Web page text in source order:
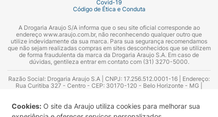
Cookies: O site da Araujo utiliza cookies para melhorar sua
Covid-19
Código de Ética e Conduta
A Drogaria Araujo S/A informa que o seu site oficial corresponde ao
endereço www.araujo.com.br, não reconhecendo qualquer outro que
utilize indevidamente da sua marca. Para sua segurança recomendamos
que não sejam realizadas compras em sites desconhecidos que se utilizem
de forma fraudulenta da marca da Drogaria Araujo S.A. Em caso de
dúvidas, gentileza entrar em contato com (31) 3270-5000.
Razão Social: Drogaria Araujo S.A | CNPJ: 17.256.512.0001-16 | Endereço:
Rua Curitiba 327 - Centro - CEP: 30170-120 - Belo Horizonte - MG |
Azevedo Guimarães – CRF 10.965 | Yasmin Silva Alvarenga – CRF 52.584 -
Consultor substituto: Thiago Aguiar Pinheiro - CRF Nº 13.748. Alvará